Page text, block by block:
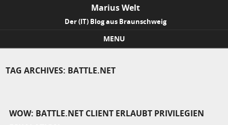
Marius Welt
Der (IT) Blog aus Braunschweig
MENU
TAG ARCHIVES: BATTLE.NET
WOW: BATTLE.NET CLIENT ERLAUBT PRIVILEGIEN